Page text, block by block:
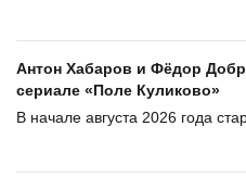
Антон Хабаров и Фёдор
сериале «Поле Куликово»
В начале августа 2026 года